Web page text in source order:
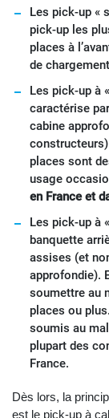
Les pick-up «
pick-up les
places à
de
Les pick-up à
caractérise
cabine
places sont
usage
en France et
Les pick-up à
banquette
assises (et
approfondie).
soumettre au
places ou
soumis au
plupart des
France.
Dès lors, la
est le pick-up à